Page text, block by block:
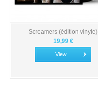
Screamers (édition vinyle)
19,99 €
View